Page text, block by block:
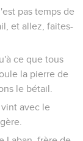
pas temps de
et allez, faites-
ce que tous
la pierre de
le bétail.
avec le